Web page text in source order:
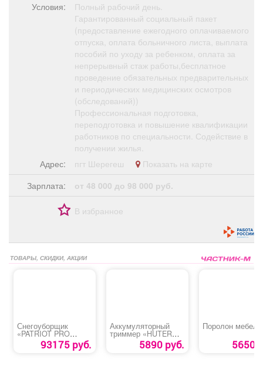
Условия:
Полный рабочий день.
Гарантированный социальный пакет
(предоставление ежегодного оплачиваемого
отпуска, оплата больничного листа, выплата
пособий по уходу за ребенком, оплата за
непрерывный стаж работы,бесплатное
проведение обязательных предварительных
и периодических медицинских осмотров
(обследований))
Профессиональная подготовка,
переподготовка и повышение квалификации
работников по специальности. Содействие в
получении жилья.
Адрес:
пгт Шерегеш
Показать на карте
Зарплата:
от 48 000 до 98 000 руб.
В избранное
ТОВАРЫ, СКИДКИ, АКЦИИ
Снегоуборщик
«PATRIOT PRO
93175 руб.
Аккумуляторный
триммер «HUTER
GET-18-2Li» (GET-20-
5890 руб.
Поролон
5650